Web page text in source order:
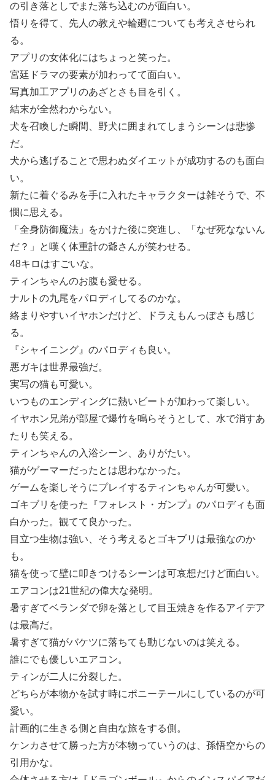
の引き落としでまた落ち込むのが面白い。
悟りを得て、先人の教えや輪廻についても考えさせられ
る。
アプリの女体化にはちょっと笑った。
宮廷ドラマの要素が加わってて面白い。
写真加工アプリのあざとさも目を引く。
結末が全然わからない。
犬を召喚した瞬間、野犬に囲まれてしまうシーンは悲惨
だ。
犬から逃げることで思わぬダイエットが成功するのも面白
い。
新たに着ぐるみを手に入れたキャラクターは雑そうで、不
憫に思える。
「全身防御魔法」をかけた後に突進し、「なぜ死なないん
だ？」と嘆く体重計の爺さんが笑わせる。
48キロはすごいな。
ティンちゃんのお腹も愛せる。
ナルトの九尾をパロディしてるのかな。
絡まりやすいイヤホンだけど、ドラえもんっぽさも感じ
る。
『シャイニング』のパロディも良い。
悪ガキは世界最強だ。
実写の猫も可愛い。
いつものエンディングに熱いビートが加わって楽しい。
イヤホン兄弟が部屋で爆竹を鳴らそうとして、水で消すあ
たりも笑える。
ティンちゃんの入浴シーン、ありがたい。
猫がゲーマーだったとは思わなかった。
ゲームを楽しそうにプレイするティンちゃんが可愛い。
ゴキブリを使った『フォレスト・ガンプ』のパロディも面
白かった。観てて良かった。
目立つ生物は強い、そう考えるとゴキブリは最強なのか
も。
猫を使って壁に叩きつけるシーンは可哀想だけど面白い。
エアコンは21世紀の偉大な発明。
暑すぎてベランダで卵を落として目玉焼きを作るアイデア
は最高だ。
暑すぎて猫がバケツに落ちても動じないのは笑える。
誰にでも優しいエアコン。
ティンが二人に分裂した。
どちらが本物かを試す時にポニーテールにしているのが可
愛い。
計画的に生きる側と自由な旅をする側。
ケンカさせて勝った方が本物っていうのは、孫悟空からの
引用かな。